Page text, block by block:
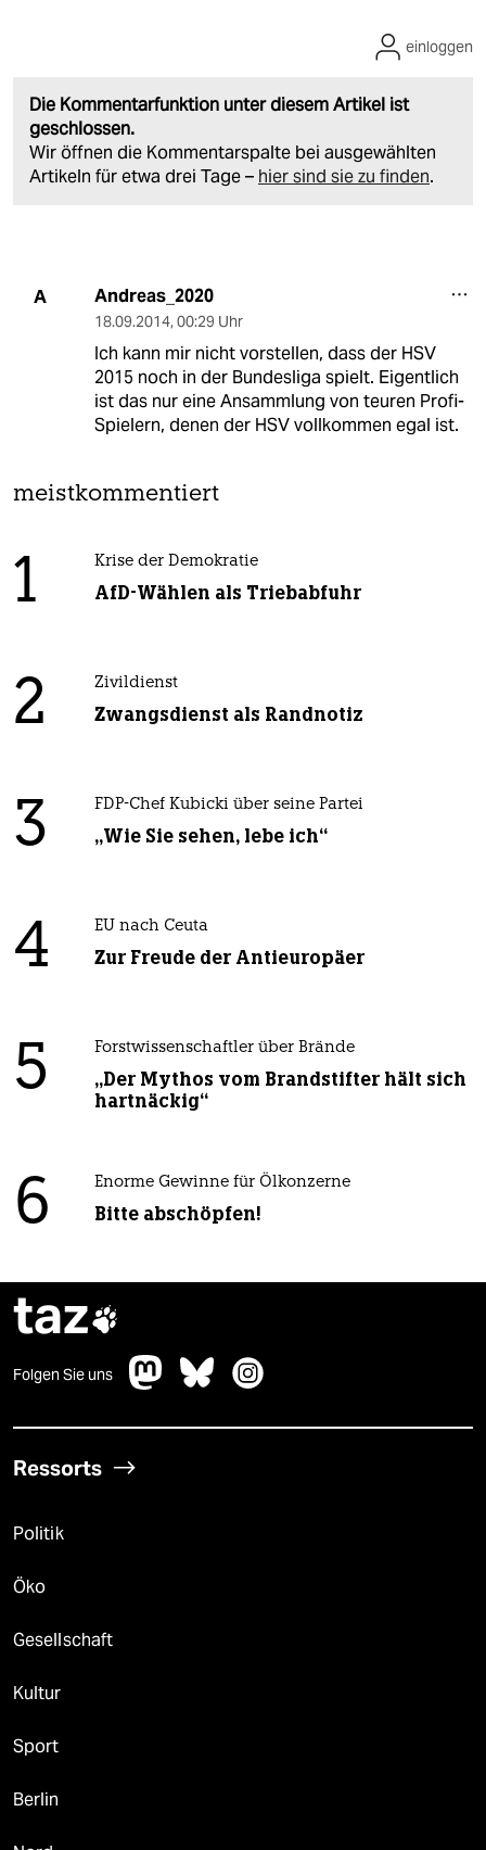
Die Kommentarfunktion unter diesem Artikel ist
geschlossen.
Wir öffnen die Kommentarspalte bei ausgewählten
Artikeln für etwa drei Tage – hier sind sie zu finden.
einloggen
A Andreas_2020
18.09.2014, 00:29 Uhr
Ich kann mir nicht vorstellen, dass der HSV
2015 noch in der Bundesliga spielt. Eigentlich
ist das nur eine Ansammlung von teuren Profi-
Spielern, denen der HSV vollkommen egal ist.
meistkommentiert
1 Krise der Demokratie
AfD-Wählen als Triebabfuhr
2 Zivildienst
Zwangsdienst als Randnotiz
3 FDP-Chef Kubicki über seine Partei
„Wie Sie sehen, lebe ich“
4 EU nach Ceuta
Zur Freude der Antieuropäer
5 Forstwissenschaftler über Brände
„Der Mythos vom Brandstifter hält sich
hartnäckig“
6 Enorme Gewinne für Ölkonzerne
Bitte abschöpfen!
taz
Folgen Sie uns
Ressorts
Politik
Öko
Gesellschaft
Kultur
Sport
Berlin